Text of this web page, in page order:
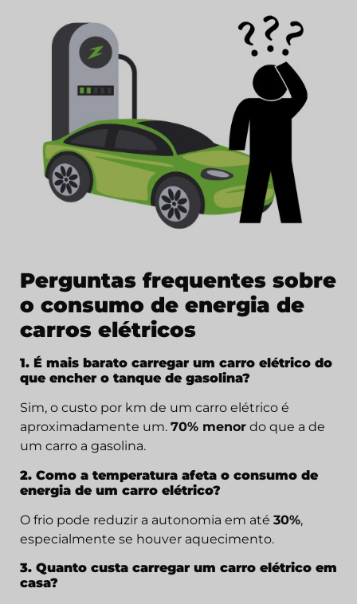
Perguntas frequentes sobre
o consumo de energia de
carros elétricos
1. É mais barato carregar um carro elétrico do
que encher o tanque de gasolina?
Sim, o custo por km de um carro elétrico é
aproximadamente um. 70% menor do que a de
um carro a gasolina.
2. Como a temperatura afeta o consumo de
energia de um carro elétrico?
O frio pode reduzir a autonomia em até 30%,
especialmente se houver aquecimento.
3. Quanto custa carregar um carro elétrico em
casa?